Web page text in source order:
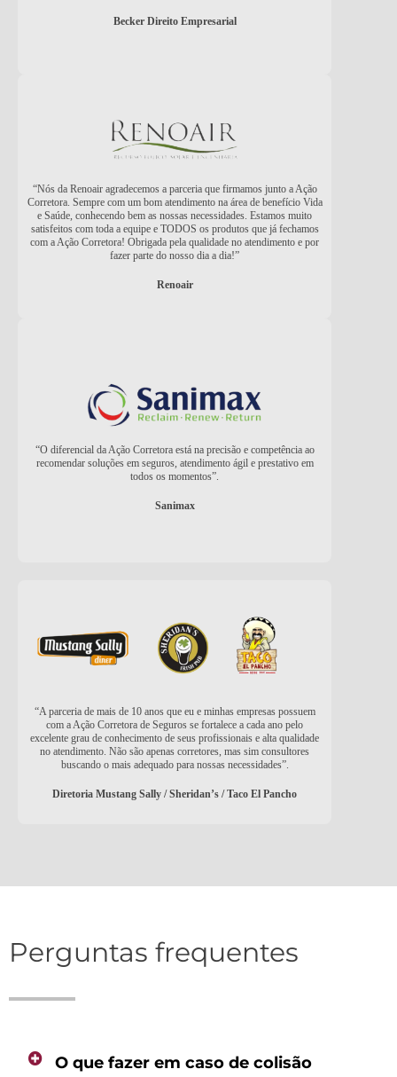
Becker Direito Empresarial
“Nós da Renoair agradecemos a parceria que firmamos junto a Ação
Corretora. Sempre com um bom atendimento na área de benefício Vida
e Saúde, conhecendo bem as nossas necessidades. Estamos muito
satisfeitos com toda a equipe e TODOS os produtos que já fechamos
com a Ação Corretora! Obrigada pela qualidade no atendimento e por
fazer parte do nosso dia a dia!”
Renoair
“O diferencial da Ação Corretora está na precisão e competência ao
recomendar soluções em seguros, atendimento ágil e prestativo em
todos os momentos”.
Sanimax
“A parceria de mais de 10 anos que eu e minhas empresas possuem
com a Ação Corretora de Seguros se fortalece a cada ano pelo
excelente grau de conhecimento de seus profissionais e alta qualidade
no atendimento. Não são apenas corretores, mas sim consultores
buscando o mais adequado para nossas necessidades”.
Diretoria Mustang Sally / Sheridan’s / Taco El Pancho
Perguntas frequentes
O que fazer em caso de colisão